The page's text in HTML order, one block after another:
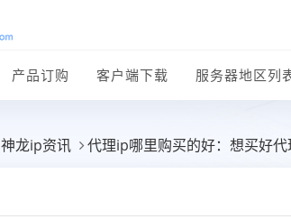
产品订购 客户端下载 服务器地区列
神龙ip资讯 代理ip哪里购买的好：想买好